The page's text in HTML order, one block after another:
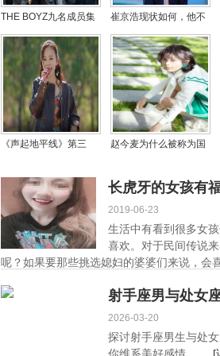
THE BOYZ九名成员集
体解约引争议 经纪公司
强硬回应
崔京浩现状如何，他不
为什么离开舞台不唱歌
了
《声起地平线》第三
谱“苹果之城”音乐传奇
赵今麦为什么被称为国
民闺女还有谁？
长虎牙的女孩有
2019-06-23
生活中有看到很多女
喜欢。对于民间传说
呢？如果要那些挑选媳妇的婆婆们来说，
射手座男与处女
2026-03-20
探讨射手座男生与处